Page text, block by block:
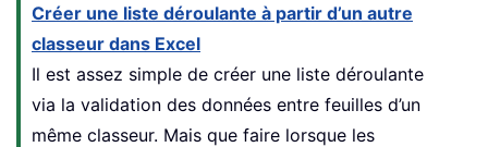
Créer une liste déroulante à partir d’un autre
classeur dans Excel
Il est assez simple de créer une liste déroulante
via la validation des données entre feuilles d’un
même classeur. Mais que faire lorsque les